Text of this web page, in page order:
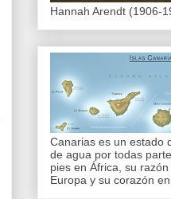
Hannah Arendt (1906-
Canarias es un estado
de agua por todas
pies en África, su
Europa y su corazón